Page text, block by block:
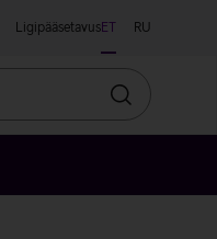
LigipääsetavusET RU
Otsin